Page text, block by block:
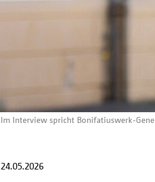
Im Interview spricht Bonifatiuswerk-
24.05.2026